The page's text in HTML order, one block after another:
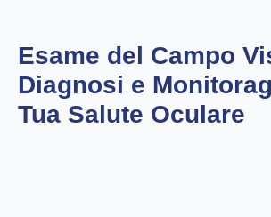
Esame del Campo
Diagnosi e
Tua Salute Oculare